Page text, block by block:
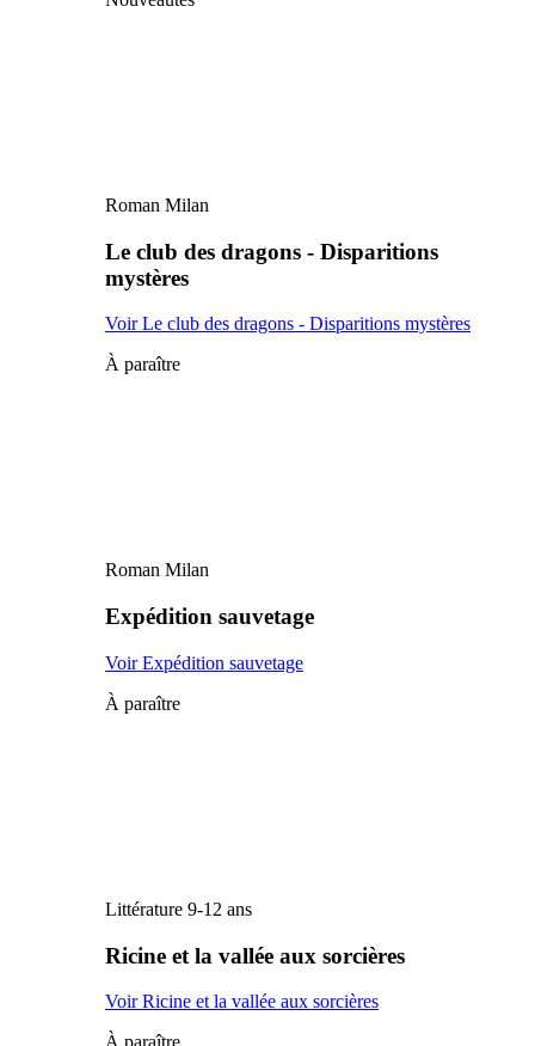
Roman Milan
Le club des dragons - Disparitions
mystères
Voir Le club des dragons - Disparitions mystères
À paraître
Roman Milan
Expédition sauvetage
Voir Expédition sauvetage
À paraître
Littérature 9-12 ans
Ricine et la vallée aux sorcières
Voir Ricine et la vallée aux sorcières